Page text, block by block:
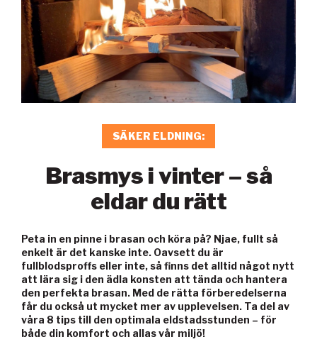
SÄKER ELDNING
Brasmys i vinter – så
eldar du rätt
Peta in en pinne i brasan och köra på? Njae, fullt så
enkelt är det kanske inte. Oavsett du är
fullblodsproffs eller inte, så finns det alltid något nytt
att lära sig i den ädla konsten att tända och hantera
den perfekta brasan. Med de rätta förberedelserna
får du också ut mycket mer av upplevelsen. Ta del av
våra 8 tips till den optimala eldstadsstunden – för
både din komfort och allas vår miljö!